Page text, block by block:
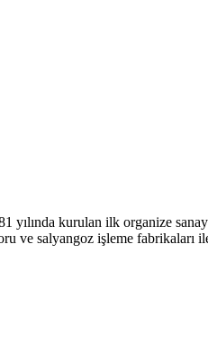
yılında kurulan ilk organize
ve salyangoz işleme fabrikaları